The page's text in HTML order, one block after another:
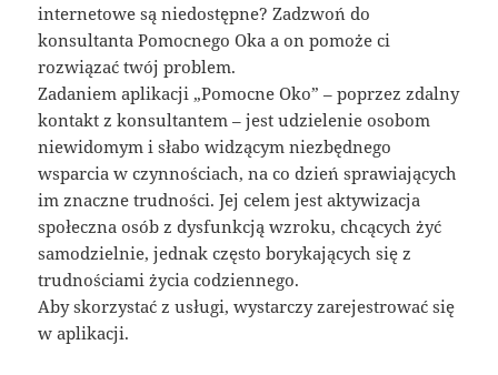
internetowe są niedostępne? Zadzwoń do
konsultanta Pomocnego Oka a on pomoże ci
rozwiązać twój problem.
Zadaniem aplikacji „Pomocne Oko” – poprzez zdalny
kontakt z konsultantem – jest udzielenie osobom
niewidomym i słabo widzącym niezbędnego
wsparcia w czynnościach, na co dzień sprawiających
im znaczne trudności. Jej celem jest aktywizacja
społeczna osób z dysfunkcją wzroku, chcących żyć
samodzielnie, jednak często borykających się z
trudnościami życia codziennego.
Aby skorzystać z usługi, wystarczy zarejestrować się
w aplikacji.